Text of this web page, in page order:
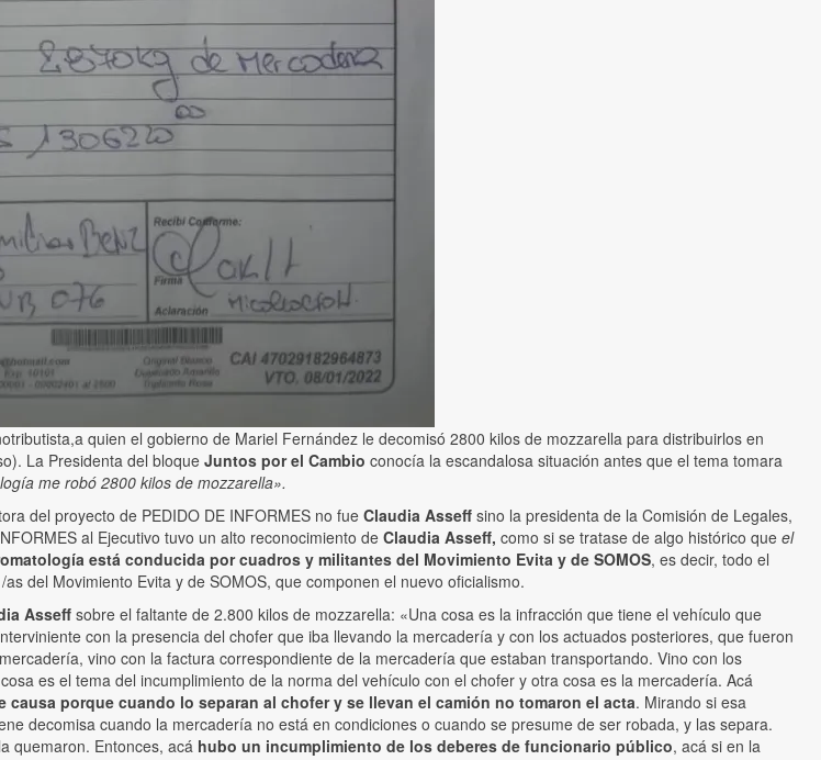
quien el gobierno de Mariel Fernández le decomisó 2800 kilos de mozzarella para distribuirlos en
La Presidenta del bloque Juntos por el Cambio conocía la escandalosa situación antes que el tema tomara
me robó 2800 kilos de mozzarella».
del proyecto de PEDIDO DE INFORMES no fue Claudia Asseff sino la presidenta de la Comisión de Legales,
al Ejecutivo tuvo un alto reconocimiento deClaudia Asseff, como si se tratase de algo histórico que el
está conducida por cuadros y militantes del Movimiento Evita y de SOMOS, es decir, todo el
del Movimiento Evita y de SOMOS, que componen el nuevo oficialismo.
Asseff sobre el faltante de 2.800 kilos de mozzarella: «Una cosa es la infracción que tiene el vehículo que
con la presencia del chofer que iba llevando la mercadería y con los actuados posteriores, que fueron
vino con la factura correspondiente de la mercadería que estaban transportando. Vino con los
es el tema del incumplimiento de la norma del vehículo con el chofer y otra cosa es la mercadería. Acá
porque cuando lo separan al chofer y se llevan el camión no tomaron el acta. Mirando si esa
decomisa cuando la mercadería no está en condiciones o cuando se presume de ser robada, y las separa.
quemaron. Entonces, acá hubo un incumplimiento de los deberes de funcionario público, acá si en la